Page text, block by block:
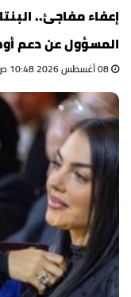
إعفاء مفاجئ..
المسؤول عن دعم